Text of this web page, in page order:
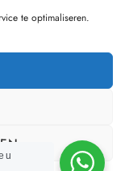
te optimaliseren.
u